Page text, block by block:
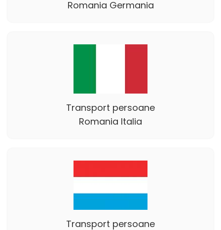
Romania Germania
Transport persoane
Romania Italia
Transport persoane